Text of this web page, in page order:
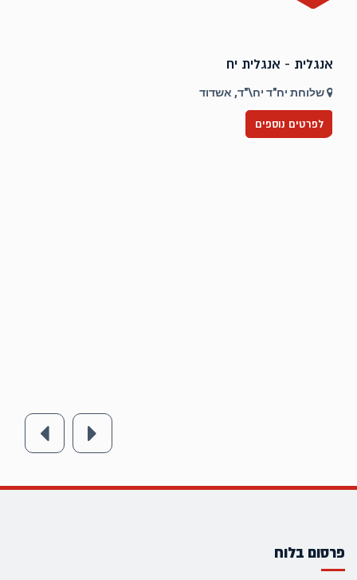
אנגלית - אנגלית יח
שלוחת יח"ד יח\"ד, אשדוד
לפרטים נוספים
פרסום בלוח